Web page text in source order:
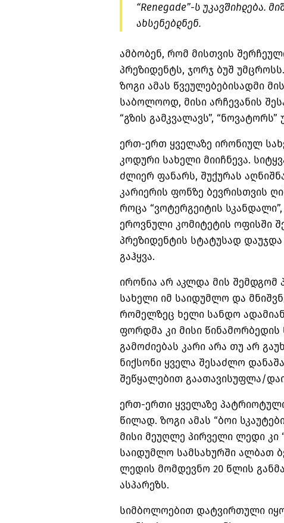
“Renegade”-ს უკავშირდება.
ახსენებდნენ.
ამბობენ, რომ მისთვის
პრეზიდენტს, ჯორჯ ბუშ
ზოგი ამას წვეულებებისადმი
საბოლოოდ, მისი არჩევანის
“გზის გამკვალავს”,
ერთ-ერთ ყველაზე ირონიულ
კოდური სახელი მიიჩნევა.
ძლიერ ფანარს, შუქურას
კარიერის ფონზე ბევრისთვის
როცა “ვოტერგეიტის
ეროვნული კომიტეტის ოფისში
პრეზიდენტის სტატუსად
გაჰყვა.
ირონია არ აკლდა მის
სახელი იმ საიდუმლო და
რომელზეც ხელი სანდო
ფორდმა კი მისი
გამოძიებას კარი არა თუ არ
ნიქსონი ყველა შესაძლო
შეწყალებით გაათავისუფლა/
ერთ-ერთი ყველაზე
წილად. ზოგი ამას “ბოი
მისი მეუღლე პირველი ლედი კი
საიდუმლო სამსახურში ალბათ
ლედის მომდევნო 20 წლის
ასპარეზს.
სიმბოლოებით დატვირთული